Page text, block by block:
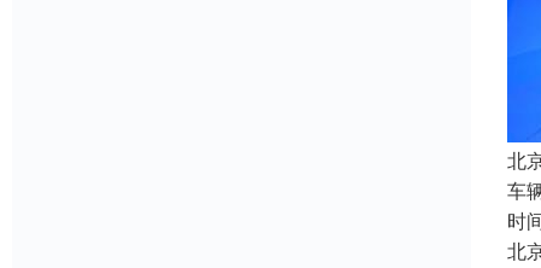
北
车
时
北